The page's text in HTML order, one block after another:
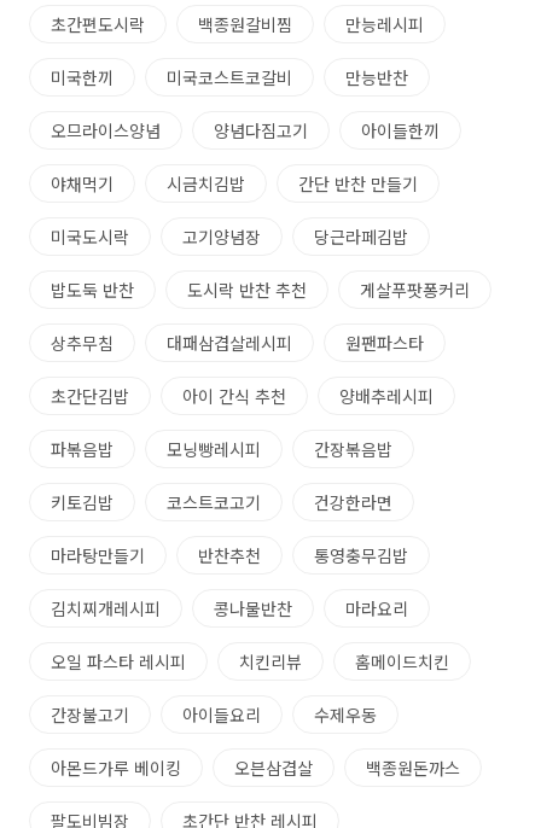
초간편도시락 백종원갈비찜 만능레시피
미국한끼 미국코스트코갈비 만능반찬
오므라이스양념 양념다짐고기 아이들한끼
야채먹기 시금치김밥 간단 반찬 만들기
미국도시락 고기양념장 당근라페김밥
밥도둑 반찬 도시락 반찬 추천 게살푸팟퐁커리
상추무침 대패삼겹살레시피 원팬파스타
초간단김밥 아이 간식 추천 양배추레시피
파볶음밥 모닝빵레시피 간장볶음밥
키토김밥 코스트코고기 건강한라면
마라탕만들기 반찬추천 통영충무김밥
김치찌개레시피 콩나물반찬 마라요리
오일 파스타 레시피 치킨리뷰 홈메이드치킨
간장불고기 아이들요리 수제우동
아몬드가루 베이킹 오븐삼겹살 백종원돈까스
팔도비빔장 초간단 반찬 레시피